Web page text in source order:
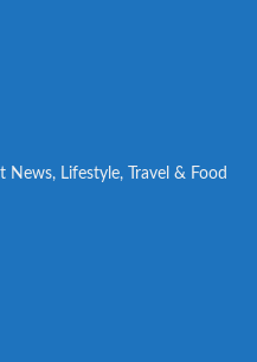
News, Lifestyle, Travel & Food